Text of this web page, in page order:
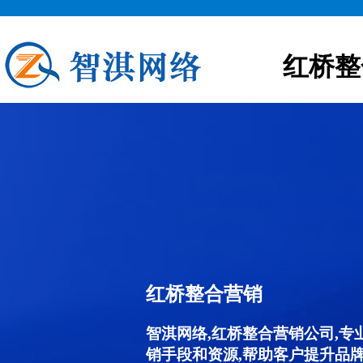
红桥
红桥整合营销
智淇网络,红桥整合营销公司,专
销手段和资源,帮助客户提升品